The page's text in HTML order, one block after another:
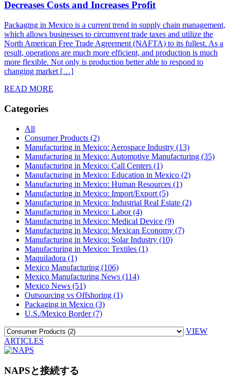
Decreases Costs and Increases Profit
Packaging in Mexico is a current trend in supply chain management,
which allows businesses to circumvent trade taxes and utilize the
North American Free Trade Agreement (NAFTA) to its fullest. As a
result, operations are much more efficient, and production is much
more flexible. Not only is production better able to respond to
changing market […]
READ MORE
Categories
All
Consumer Products (2)
Manufacturing in Mexico: Aerospace Industry (13)
Manufacturing in Mexico: Automotive Manufacturing (35)
Manufacturing in Mexico: Call Centers (1)
Manufacturing in Mexico: Education in Mexico (2)
Manufacturing in Mexico: Human Resources (1)
Manufacturing in Mexico: Import/Export (5)
Manufacturing in Mexico: Industrial Real Estate (2)
Manufacturing in Mexico: Labor (4)
Manufacturing in Mexico: Medical Device (9)
Manufacturing in Mexico: Mexican Economy (7)
Manufacturing in Mexico: Solar Industry (10)
Manufacturing in Mexico: Textiles (1)
Maquiladora (1)
Mexico Manufacturing (106)
Mexico Manufacturing News (114)
Mexico News (51)
Outsourcing vs Offshoring (1)
Packaging in Mexico (3)
U.S./Mexico Border (7)
VIEW
ARTICLES
NAPSと接続する